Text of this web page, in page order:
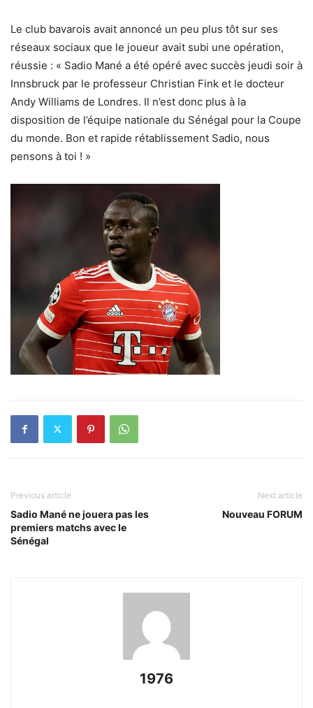
Le club bavarois avait annoncé un peu plus tôt sur ses
réseaux sociaux que le joueur avait subi une opération,
réussie : « Sadio Mané a été opéré avec succès jeudi soir à
Innsbruck par le professeur Christian Fink et le docteur
Andy Williams de Londres. Il n’est donc plus à la
disposition de l’équipe nationale du Sénégal pour la Coupe
du monde. Bon et rapide rétablissement Sadio, nous
pensons à toi ! »
Previous article
Sadio Mané ne jouera pas les
premiers matchs avec le
Sénégal
Next article
Nouveau FORUM
1976